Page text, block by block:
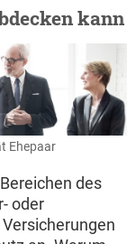
kann
Ehepaar
des
oder